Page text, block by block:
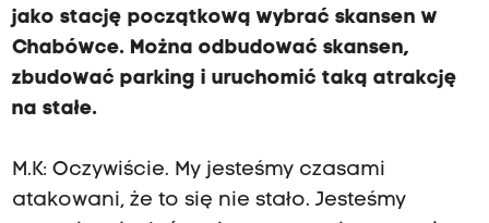
jako stację początkową wybrać skansen w
Chabówce. Można odbudować skansen,
zbudować parking i uruchomić taką atrakcję
na stałe.
M.K: Oczywiście. My jesteśmy czasami
atakowani, że to się nie stało. Jesteśmy